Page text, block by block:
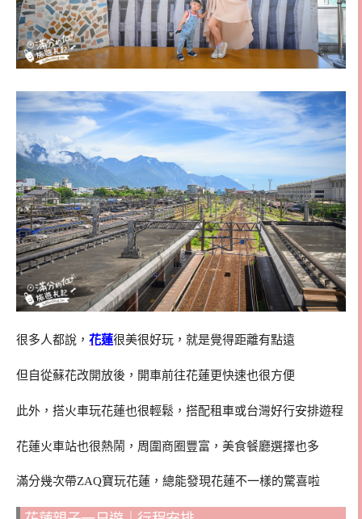
很多人都說， 花蓮很美很好玩，就是覺得距離有點遠
但自從蘇花改開放後，開車前往花蓮更快速也很方便
此外，搭火車玩花蓮也很輕鬆，搭配租車或台灣好行安排遊程
花蓮火車站也很熱鬧，周圍商圈豐富，美食餐廳選擇也多
滿分幾次帶ZAQ寶玩花蓮，總能發現花蓮不一樣的驚喜啦